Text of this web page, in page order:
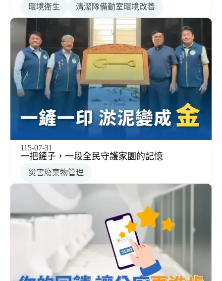
環境衛生 清潔隊備勤室環境改善
115-07-31
一把鏟子，一段全民守護家園的記憶
災害廢棄物管理